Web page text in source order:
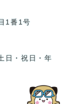
1番1号
日・祝日・年